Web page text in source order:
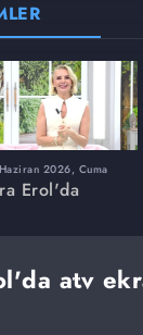
2026, Cuma
Erol'da
atv